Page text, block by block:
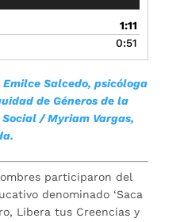
1:11
0:51
Salcedo, psicóloga
de Géneros de la
/ Myriam Vargas,
participaron del
denominado ‘Saca
Libera tus Creencias y